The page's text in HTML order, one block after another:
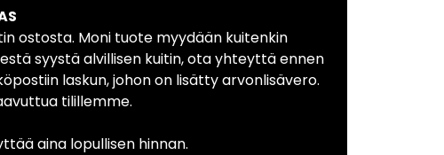
ostosta. Moni tuote myydään kuitenkin
syystä alvillisen kuitin, ota yhteyttä ennen
laskun, johon on lisätty arvonlisävero.
tilillemme.
aina lopullisen hinnan.